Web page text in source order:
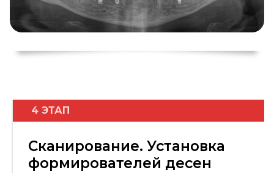
4 ЭТАП
Сканирование. Установка
формирователей десен